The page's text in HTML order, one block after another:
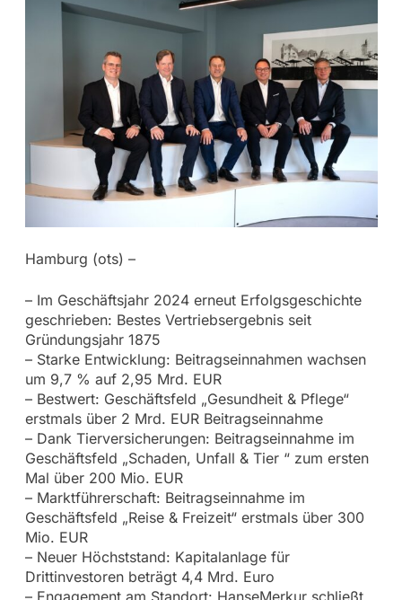
Hamburg (ots) –
– Im Geschäftsjahr 2024 erneut Erfolgsgeschichte
geschrieben: Bestes Vertriebsergebnis seit
Gründungsjahr 1875
– Starke Entwicklung: Beitragseinnahmen wachsen
um 9,7 % auf 2,95 Mrd. EUR
– Bestwert: Geschäftsfeld „Gesundheit & Pflege“
erstmals über 2 Mrd. EUR Beitragseinnahme
– Dank Tierversicherungen: Beitragseinnahme im
Geschäftsfeld „Schaden, Unfall & Tier “ zum ersten
Mal über 200 Mio. EUR
– Marktführerschaft: Beitragseinnahme im
Geschäftsfeld „Reise & Freizeit“ erstmals über 300
Mio. EUR
– Neuer Höchststand: Kapitalanlage für
Drittinvestoren beträgt 4,4 Mrd. Euro
– Engagement am Standort: HanseMerkur schließt